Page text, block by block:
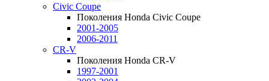
Civic Coupe
Поколения Honda Civic Coupe
2001-2005
2006-2011
CR-V
Поколения Honda CR-V
1997-2001